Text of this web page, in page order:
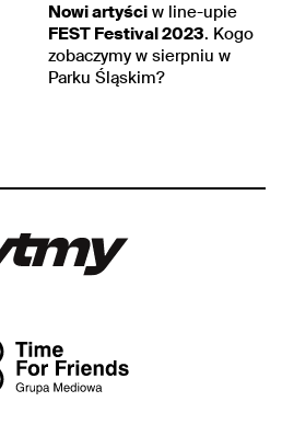
Nowi artyści w line-upie
FEST Festival 2023. Kogo
zobaczymy w sierpniu w
Parku Śląskim?